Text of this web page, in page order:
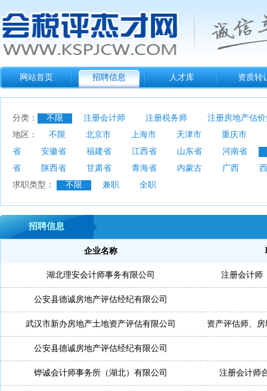
网站首页 招聘信息 人才库 资质转
分类： 不限 注册会计师 注册税务师
注册房地产估
地区：
不限 北京市 上海市 天津市
重庆市
省
安徽省 福建省 江西省 山东省
河南省
省
陕西省 甘肃省 青海省 内蒙古 广西
求职类型：
不限 兼职 全职
招聘信息
企业名称
湖北理安会计师事务有限公司 注册会计师
公安县德诚房地产评估经纪有限公司
武汉市新办房地产土地资产评估有限公司 资产评估师、
公安县德诚房地产评估经纪有限公司
铧诚会计师事务所（湖北）有限公司 注册会计师